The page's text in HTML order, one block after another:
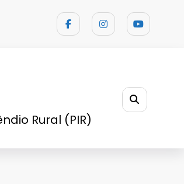
Rural (PIR)